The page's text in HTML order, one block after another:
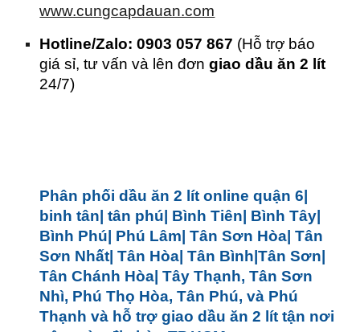
www.cungcapdauan.com
Hotline/Zalo: 0903 057 867 (Hỗ trợ báo
giá sỉ, tư vấn và lên đơngiao dầu ăn 2 lít
24/7)
Phân phốidầu ăn 2 lít online quận 6|
binh tân| tân phú| Bình Tiên| Bình Tây|
Bình Phú| Phú Lâm| Tân Sơn Hòa| Tân
Sơn Nhất| Tân Hòa| Tân Bình|Tân Sơn|
Tân Chánh Hòa| Tây Thạnh, Tân Sơn
Nhì, Phú Thọ Hòa, Tân Phú, và Phú
Thạnh và hỗ trợgiao dầu ăn 2 lít tận nơi